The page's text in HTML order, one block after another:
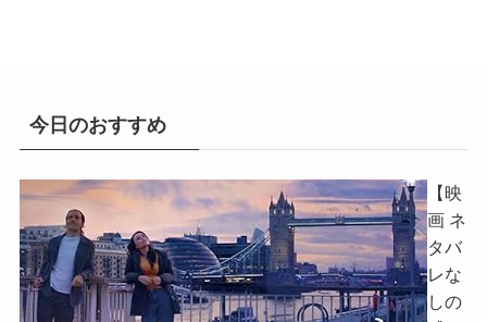
今日のおすすめ
【映
画 ネ
タバ
レな
しの